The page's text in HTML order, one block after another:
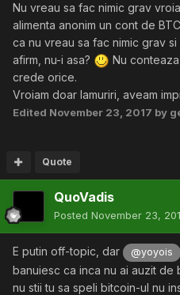
Nu vreau sa fac nimic grav
alimenta anonim un cont de
ca nu vreau sa fac nimic grav
afirm, nu-i asa?
Nu
crede orice.
Vroiam doar lamuriri, aveam
Edited November 23, 2017 by
Quote
QuoVadis
Posted November 23,
E putin off-topic, dar @yoyois
banuiesc ca inca nu ai auzit de
nu stii tu sa speli bitcoin-ul nu